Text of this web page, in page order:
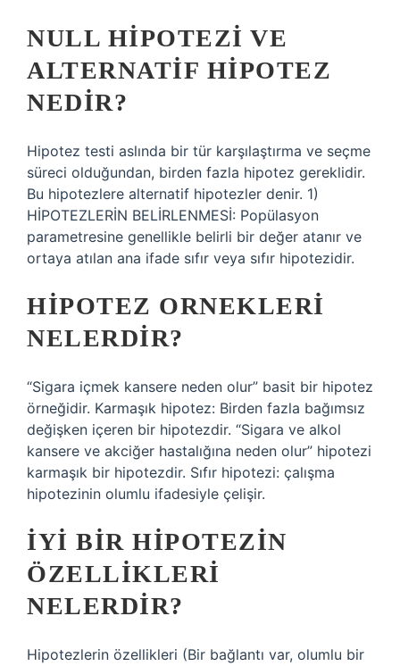
NULL HIPOTEZI VE
ALTERNATIF HIPOTEZ
NEDIR?
Hipotez testi aslında bir tür karşılaştırma ve seçme
süreci olduğundan, birden fazla hipotez gereklidir.
Bu hipotezlere alternatif hipotezler denir. 1)
HİPOTEZLERİN BELİRLENMESİ: Popülasyon
parametresine genellikle belirli bir değer atanır ve
ortaya atılan ana ifade sıfır veya sıfır hipotezidir.
HIPOTEZ ORNEKLERI
NELERDIR?
“Sigara içmek kansere neden olur” basit bir hipotez
örneğidir. Karmaşık hipotez: Birden fazla bağımsız
değişken içeren bir hipotezdir. “Sigara ve alkol
kansere ve akciğer hastalığına neden olur” hipotezi
karmaşık bir hipotezdir. Sıfır hipotezi: çalışma
hipotezinin olumlu ifadesiyle çelişir.
İYI BIR HIPOTEZIN
ÖZELLIKLERI
NELERDIR?
Hipotezlerin özellikleri (Bir bağlantı var, olumlu bir